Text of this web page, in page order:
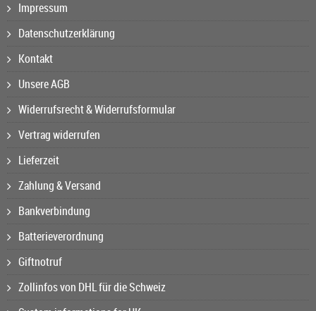
Impressum
Datenschutzerklärung
Kontakt
Unsere AGB
Widerrufsrecht & Widerrufsformular
Vertrag widerrufen
Lieferzeit
Zahlung & Versand
Bankverbindung
Batterieverordnung
Giftnotruf
Zollinfos von DHL für die Schweiz